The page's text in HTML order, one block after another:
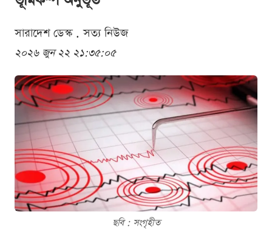
সারাদেশ ডেস্ক . সত্য নিউজ
২০২৬ জুন ২২ ২১:৩৫:০৫
ছবি : সংগৃহীত